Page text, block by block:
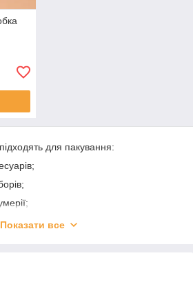
для пакування:
сувенірів;
яка чудово виглядає навіть без
Показати все